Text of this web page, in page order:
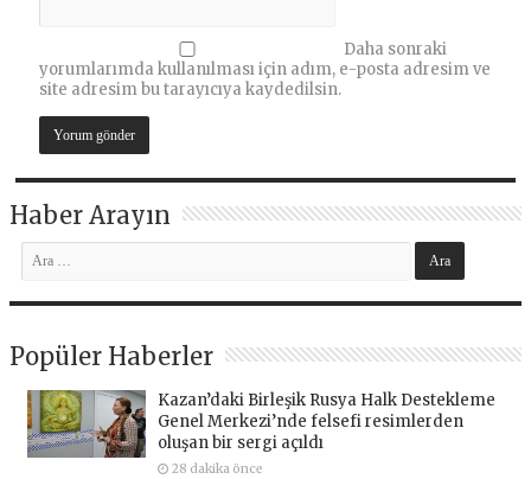
Daha sonraki
yorumlarımda kullanılması için adım, e-posta adresim ve
site adresim bu tarayıcıya kaydedilsin.
Haber Arayın
Popüler Haberler
Kazan’daki Birleşik Rusya Halk Destekleme
Genel Merkezi’nde felsefi resimlerden
oluşan bir sergi açıldı
28 dakika önce